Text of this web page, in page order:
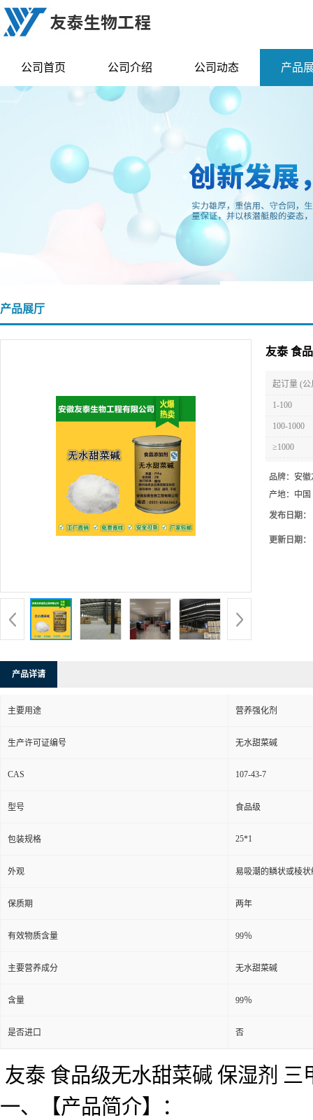
公司首页 公司介绍 公司动态 产品
产品展厅
友泰 食
起订量 (公
1-100
100-1000
≥1000
品牌： 安徽
产地： 中国
发布日期：
更新日期：
产品详请
主要用途 营养强化剂
生产许可证编号 无水甜菜碱
CAS 107-43-7
型号 食品级
包装规格 25*1
外观 易吸潮的鳞状或棱状
保质期 两年
有效物质含量 99％
主要营养成分 无水甜菜碱
含量 99％
是否进口 否
友泰 食品级无水甜菜碱 保湿剂
一、【产品简介】：